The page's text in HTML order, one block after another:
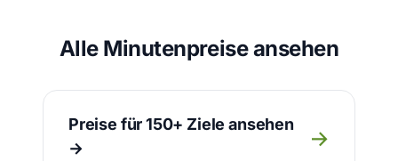
Alle Minutenpreise ansehen
Preise für 150+ Ziele ansehen
→
→